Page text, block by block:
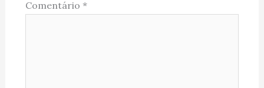
Comentário *